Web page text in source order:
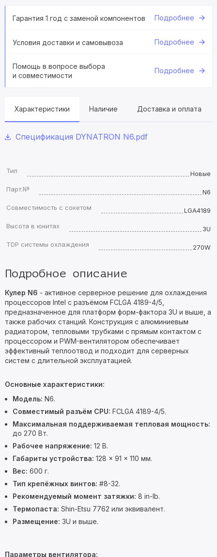
Гарантия 1 год с заменой компонентов Подробнее
Условия доставки и самовывоза Подробнее
Помощь в вопросе выбора
и совместимости
Подробнее
Характеристики Наличие Доставка и оплата
Спецификация DYNATRON N6.pdf
Тип
Новые
Парт.№
N6
Совместимость с сокетом
LGA4189
Высота в юнитах
3U
TDP системы охлаждения
270W
Подробное описание
Кулер N6 - активное серверное решение для охлаждения
процессоров Intel с разъёмом FCLGA 4189-4/5,
предназначенное для платформ форм-фактора 3U и выше, а
также рабочих станций. Конструкция с алюминиевым
радиатором, тепловыми трубками с прямым контактом с
процессором и PWM-вентилятором обеспечивает
эффективный теплоотвод и подходит для серверных
систем с длительной эксплуатацией.
Основные характеристики:
Модель: N6.
Совместимый разъём CPU: FCLGA 4189-4/5.
Максимальная поддерживаемая тепловая мощность:
до 270 Вт.
Рабочее напряжение: 12 В.
Габариты устройства: 128 × 91 × 110 мм.
Вес: 600 г.
Тип крепёжных винтов: #8-32.
Рекомендуемый момент затяжки: 8 in-lb.
Термопаста: Shin-Etsu 7762 или эквивалент.
Размещение: 3U и выше.
Параметры вентилятора: